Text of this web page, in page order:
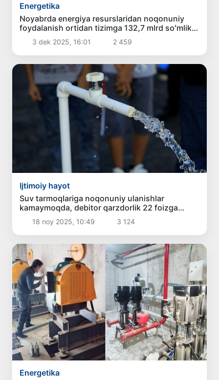
Energetika
Noyabrda energiya resurslaridan noqonuniy
foydalanish ortidan tizimga 132,7 mlrd soʻmlik
zarar yetkazildi
3 dek 2025, 16:01 2 459
Ijtimoiy hayot
Suv tarmoqlariga noqonuniy ulanishlar
kamaymoqda, debitor qarzdorlik 22 foizga
tushdi18 noy 2025, 10:49 3 124
Energetika